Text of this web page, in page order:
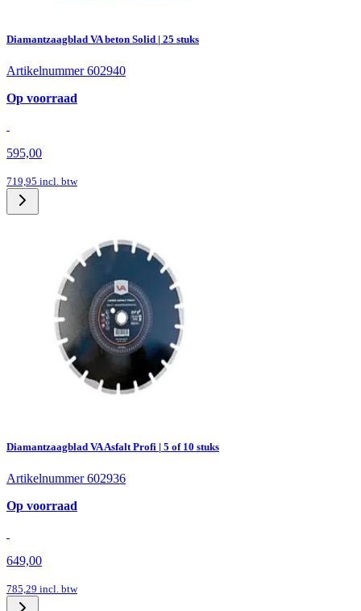
Diamantzaagblad VA beton Solid | 25 stuks
Artikelnummer 602940
Op voorraad
595,00
719,95 incl. btw
Diamantzaagblad VA Asfalt Profi | 5 of 10 stuks
Artikelnummer 602936
Op voorraad
649,00
785,29 incl. btw